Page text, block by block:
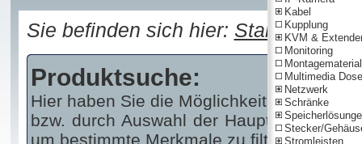
Kabel
Kupplung
KVM &
Monitoring
Montagematerial
Multimedia Dose
Netzwerk
Schränke
Stecker/
Stromleisten
Nur für
Sie befinden sich hier: Startseite|
Produktsuche:
Hier haben Sie die Möglichkeit über
bzw. durch Auswahl der Haupt- und/
um bestimmte Merkmale zu filtern.